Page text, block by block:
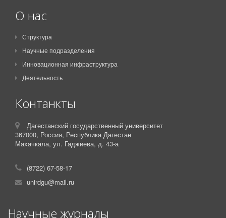
О нас
Структура
Научные подразделения
Инновационная инфраструктура
Деятельность
Контанкты
Дагестанский государственный университет
367000, Россия, Республика Дагестан
Махачкала, ул. Гаджиева, д. 43-а
(8722) 67-58-17
unirdgu@mail.ru
Научные журналы